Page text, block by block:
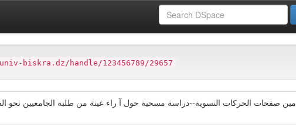
biskra.dz/handle/123456789/29657
صفحات الحركات النسوية--دراسة مسحية حول آ راء عينة من طلبة الجامعيين